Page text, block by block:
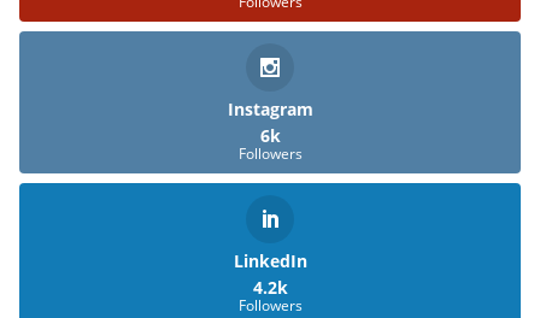
Instagram
6k
Followers
LinkedIn
4.2k
Followers